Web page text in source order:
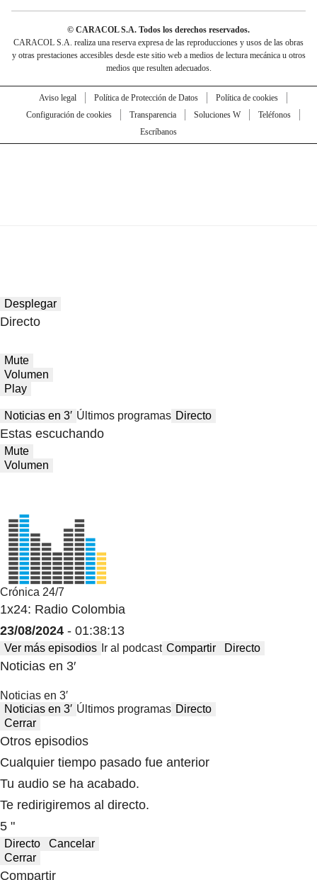
© CARACOL S.A. Todos los derechos reservados.
CARACOL S.A. realiza una reserva expresa de las reproducciones y usos de las obras
y otras prestaciones accesibles desde este sitio web a medios de lectura mecánica u otros
medios que resulten adecuados.
Aviso legal Política de Protección de Datos
Política de cookies
Configuración de cookies
Transparencia Soluciones W
Teléfonos
Escríbanos
Desplegar
Directo
Mute
Volumen
Play
Noticias en 3′ Últimos programas Directo
Estas escuchando
Mute
Volumen
Crónica 24/7
1x24: Radio Colombia
23/08/2024 - 01:38:13
Ver más episodios Ir al podcast Compartir Directo
Noticias en 3′
Noticias en 3′
Noticias en 3′ Últimos programas Directo
Cerrar
Otros episodios
Cualquier tiempo pasado fue anterior
Tu audio se ha acabado.
Te redirigiremos al directo.
5 "
Directo
Cancelar
Cerrar
Compartir